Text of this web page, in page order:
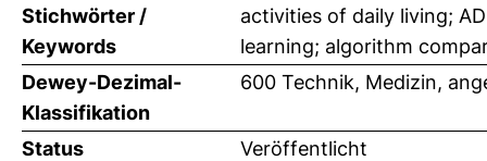
Stichwörter /
Keywords
activities of daily living;
learning; algorithm
Dewey-Dezimal-
Klassifikation
600 Technik, Medizin,
Status
Veröffentlicht